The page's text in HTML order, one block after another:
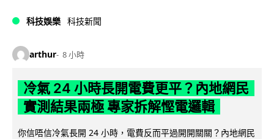
科技娛樂 科技新聞
arthur 8 小時
冷氣 24 小時長開電費更平？內地網民
實測結果兩極 專家拆解慳電邏輯
你信唔信冷氣長開 24 小時，電費反而平過開開關關？內地網民